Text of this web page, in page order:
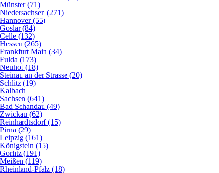
Münster (71)
Niedersachsen (271)
Hannover (55)
Goslar (84)
Celle (132)
Hessen (265)
Frankfurt Main (34)
Fulda (173)
Neuhof (18)
Steinau an der Strasse (20)
Schlitz (19)
Kalbach
Sachsen (641)
Bad Schandau (49)
Zwickau (62)
Reinhardtsdorf (15)
Pirna (29)
Leipzig (161)
Königstein (15)
Görlitz (191)
Meißen (119)
Rheinland-Pfalz (18)